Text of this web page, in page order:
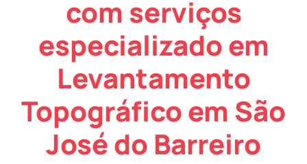
com serviços
especializado em
Levantamento
Topográfico em São
José do Barreiro